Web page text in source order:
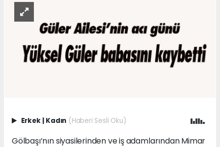
Erkek | Kadın (Haberi Sesli Oku)
Gölbaşı’nın siyasilerinden ve iş adamlarından Mimar